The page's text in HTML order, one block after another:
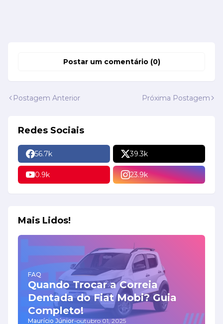
Postar um comentário (0)
Postagem Anterior Próxima Postagem
Redes Sociais
56.7k 39.3k
0.9k 23.9k
Mais Lidos!
FAQ
Quando Trocar a Correia
Dentada do Fiat Mobi? Guia
Completo!
Maurício Júnior-outubro 01, 2025